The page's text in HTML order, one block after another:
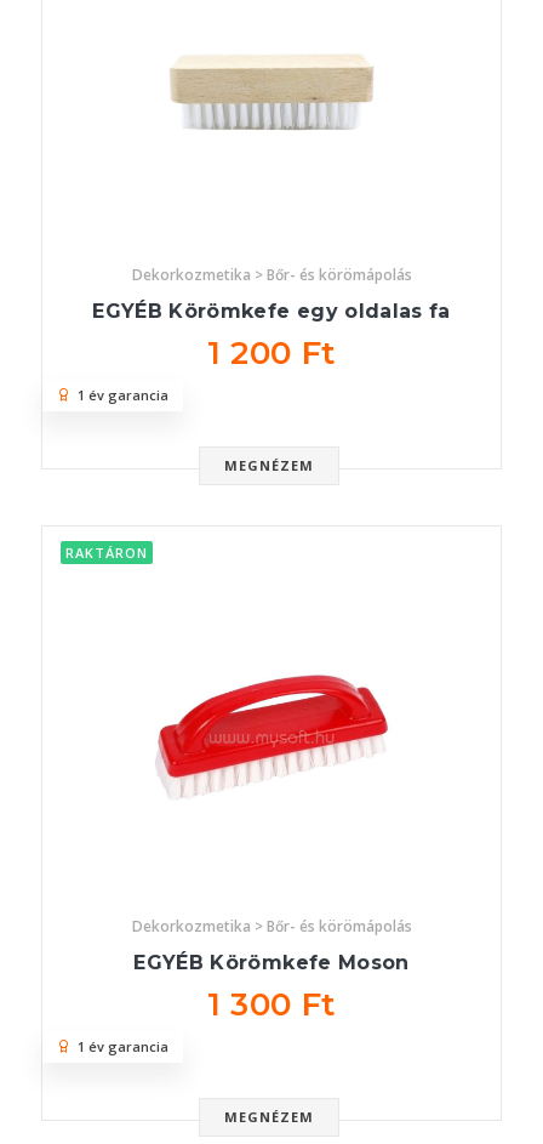
Dekorkozmetika > Bőr- és körömápolás
EGYÉB Körömkefe egy oldalas fa
1 200 Ft
MEGNÉZEM
1 év garancia
RAKTÁRON
Dekorkozmetika > Bőr- és körömápolás
EGYÉB Körömkefe Moson
1 300 Ft
MEGNÉZEM
1 év garancia